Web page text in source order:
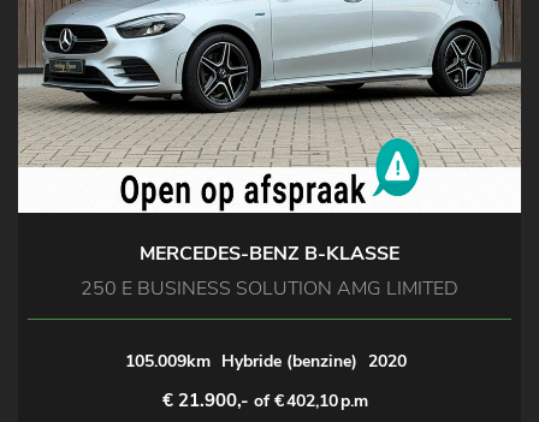
MERCEDES-BENZ B-KLASSE
250 E BUSINESS SOLUTION AMG LIMITED
105.009km Hybride (benzine) 2020
€ 21.900,- of €402,10p.m